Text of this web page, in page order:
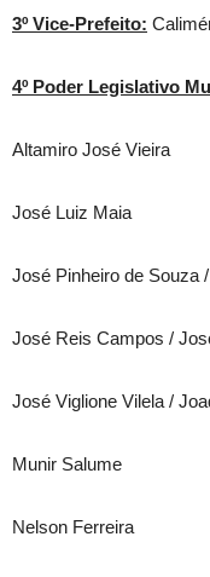
3º Vice-Prefeito:
4º Poder Legislativo
Altamiro José Vieira
José Luiz Maia
José Pinheiro de Souza
José Reis Campos /
José Viglione Vilela /
Munir Salume
Nelson Ferreira